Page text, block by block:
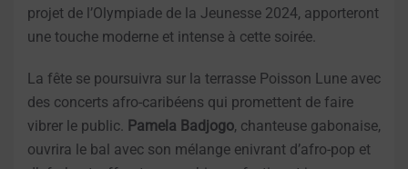
projet de l’Olympiade de la Jeunesse 2024, apporteront
une touche moderne et intense à cette soirée.
La fête se poursuivra sur la terrasse Poisson Lune avec
des concerts afro-caribéens qui promettent de faire
vibrer le public. Pamela Badjogo, chanteuse gabonaise,
ouvrira le bal avec son mélange enivrant d’afro-pop et